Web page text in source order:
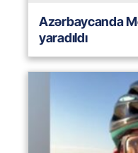
Azərbaycanda
yaradıldı